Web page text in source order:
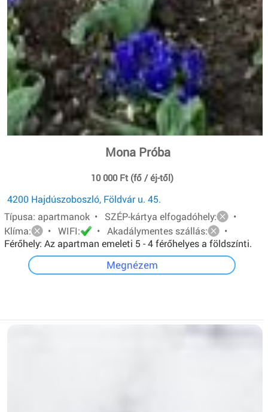
Mona Próba
10 000 Ft (fő / éj-től)
4200 Hajdúszoboszló, Földvár u. 45.
Típusa: apartmanok • SZÉP-kártya elfogadóhely:
•
Klíma:
• WIFI: • Akadálymentes szállás:
•
Férőhely: Az apartman emeleti 5 - 4 férőhelyes a földszínti.
Mindkét apartmanban van: egy - egy franciaágy és két ill.
három egyszemélyes ágy.Megnézem